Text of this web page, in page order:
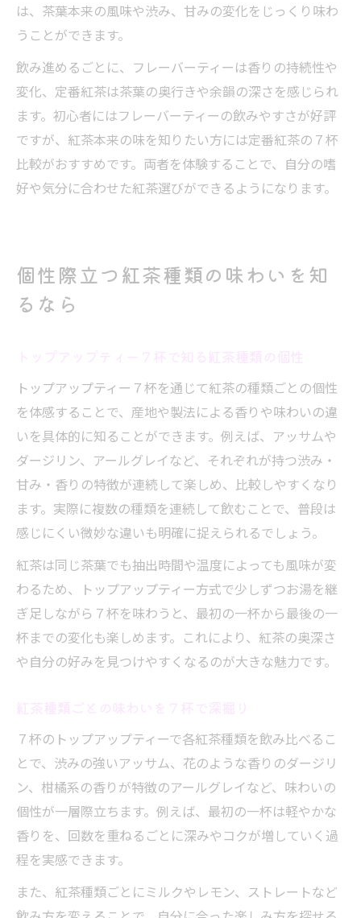
は、茶葉本来の風味や渋み、甘みの変化をじっくり味わ
うことができます。
飲み進めるごとに、フレーバーティーは香りの持続性や
変化、定番紅茶は茶葉の奥行きや余韻の深さを感じられ
ます。初心者にはフレーバーティーの飲みやすさが好評
ですが、紅茶本来の味を知りたい方には定番紅茶の７杯
比較がおすすめです。両者を体験することで、自分の嗜
好や気分に合わせた紅茶選びができるようになります。
個性際立つ紅茶種類の味わいを知
るなら
トップアップティー７杯を通じて紅茶の種類ごとの個性
を体感することで、産地や製法による香りや味わいの違
いを具体的に知ることができます。例えば、アッサムや
ダージリン、アールグレイなど、それぞれが持つ渋み・
甘み・香りの特徴が連続して楽しめ、比較しやすくなり
ます。実際に複数の種類を連続して飲むことで、普段は
感じにくい微妙な違いも明確に捉えられるでしょう。
紅茶は同じ茶葉でも抽出時間や温度によっても風味が変
わるため、トップアップティー方式で少しずつお湯を継
ぎ足しながら７杯を味わうと、最初の一杯から最後の一
杯までの変化も楽しめます。これにより、紅茶の奥深さ
や自分の好みを見つけやすくなるのが大きな魅力です。
７杯のトップアップティーで各紅茶種類を飲み比べるこ
とで、渋みの強いアッサム、花のような香りのダージリ
ン、柑橘系の香りが特徴のアールグレイなど、味わいの
個性が一層際立ちます。例えば、最初の一杯は軽やかな
香りを、回数を重ねるごとに深みやコクが増していく過
程を実感できます。
また、紅茶種類ごとにミルクやレモン、ストレートなど